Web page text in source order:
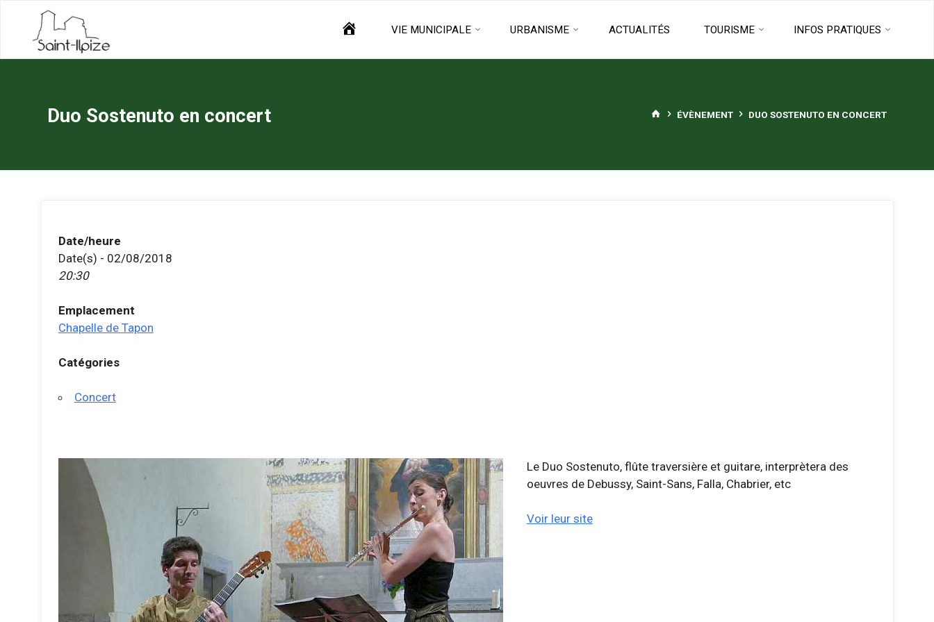
content
ACCUEILVIE MUNICIPALE URBANISME ACTUALITÉS TOURISME INFOS PRATIQUES
Duo Sostenuto en concert HOME
ÉVÈNEMENT DUO SOSTENUTO EN CONCERT
Date/heure
Date(s) - 02/08/2018
20:30
Emplacement
Chapelle de Tapon
Catégories
Concert
Le Duo Sostenuto, flûte traversière et guitare, interprètera des
oeuvres de Debussy, Saint-Sans, Falla, Chabrier, etc
Voir leur site